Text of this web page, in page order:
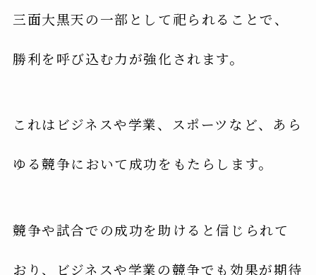
三面大黒天の一部として祀られることで、
勝利を呼び込む力が強化されます。
これはビジネスや学業、スポーツなど、あら
ゆる競争において成功をもたらします。
競争や試合での成功を助けると信じられて
おり、ビジネスや学業の競争でも効果が期待